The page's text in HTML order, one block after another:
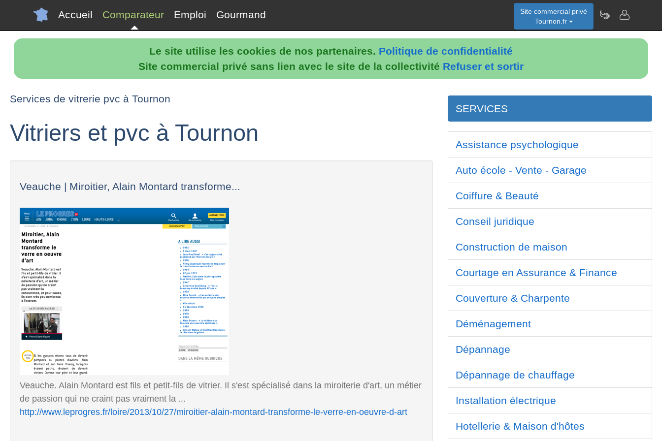
Le site utilise les cookies de nos partenaires. Politique de confidentialité
Site commercial privé sans lien avec le site de la collectivité Refuser et sortir
Accueil Comparateur Emploi Gourmand
Site commercial privé
Tournon.fr
Services de vitrerie pvc à Tournon
Vitriers et pvc à Tournon
Veauche | Miroitier, Alain Montard transforme...
Veauche. Alain Montard est fils et petit-fils de vitrier. Il s'est spécialisé dans la miroiterie d'art, un métier
de passion qui ne craint pas vraiment la ...
http://www.leprogres.fr/loire/2013/10/27/miroitier-alain-montard-transforme-le-verre-en-oeuvre-d-art
SERVICES
Assistance psychologique
Auto école - Vente - Garage
Coiffure & Beauté
Conseil juridique
Construction de maison
Courtage en Assurance & Finance
Couverture & Charpente
Déménagement
Dépannage
Dépannage de chauffage
Installation électrique
Hotellerie & Maison d'hôtes